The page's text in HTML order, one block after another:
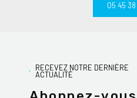
05 45
RECEVEZ NOTRE DERNIÈRE
ACTUALITÉ